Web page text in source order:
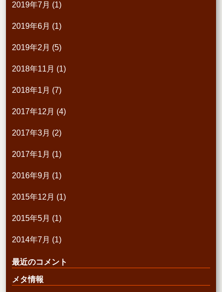
2019年7月 (1)
2019年6月 (1)
2019年2月 (5)
2018年11月 (1)
2018年1月 (7)
2017年12月 (4)
2017年3月 (2)
2017年1月 (1)
2016年9月 (1)
2015年12月 (1)
2015年5月 (1)
2014年7月 (1)
最近のコメント
メタ情報